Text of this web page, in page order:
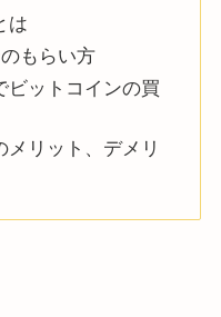
は
もらい方
ビットコインの買
メリット、デメリ